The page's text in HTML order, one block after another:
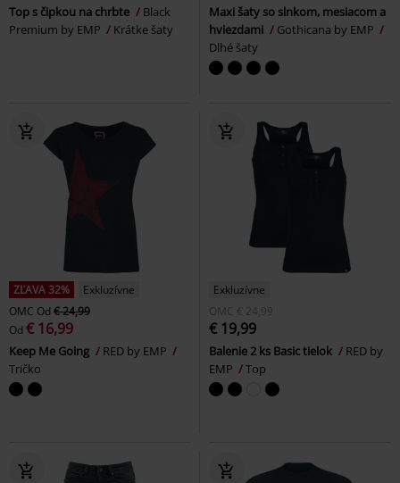
Top s čipkou na chrbte
Black
Premium by EMP
Krátke šaty
Maxi šaty so slnkom, mesiacom a
hviezdami
Gothicana by EMP
Dlhé šaty
ZĽAVA 32%
Exkluzívne
OMC Od € 24,99
Od € 16,99
Keep Me Going
RED by EMP
Tričko
Exkluzívne
OMC € 24,99
€ 19,99
Balenie 2 ks Basic tielok
RED by
EMP
Top